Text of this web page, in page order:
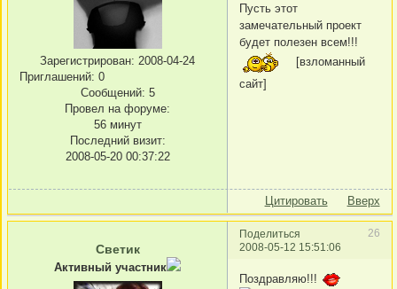
Зарегистрирован: 2008-04-24
Приглашений: 0
Сообщений: 5
Провел на форуме:
56 минут
Последний визит:
2008-05-20 00:37:22
Пусть этот
замечательный проект
будет полезен всем!!!
[взломанный
сайт]
Цитировать Вверх
Поделиться
26
2008-05-12 15:51:06
Светик
Активный участник
Поздравляю!!!